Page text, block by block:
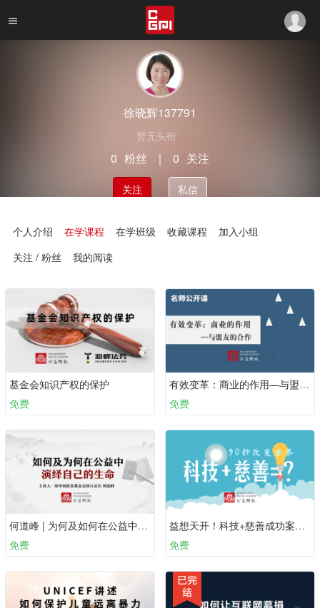
徐晓辉137791
暂无头衔
0 粉丝 ｜ 0 关注
关注 私信
个人介绍 在学课程 在学班级 收藏课程
加入小组
关注 / 粉丝
我的阅读
基金会知识产权的保护
免费
有效变革：商业的作用—与盟友的合作
免费
何道峰 | 为何及如何在公益中演绎自己的生命
免费
益想天开！科技+慈善成功案例集
免费